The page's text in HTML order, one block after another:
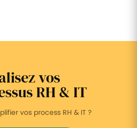
vos
RH & IT
vos process RH & IT ?